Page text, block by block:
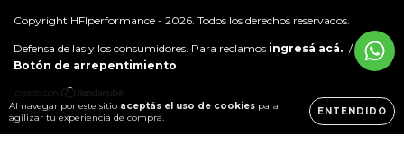
Al navegar por este sitio aceptás el uso de cookies para
agilizar tu experiencia de compra.
ENTENDIDO
Copyright HFIperformance - 2026. Todos los derechos reservados.
Defensa de las y los consumidores. Para reclamos ingresá acá. /
Botón de arrepentimiento